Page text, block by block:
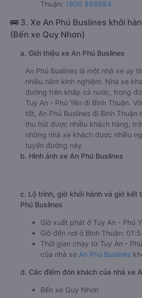
giường nằm đôi 590000đ/vé
limousine 590000đ/vé
g. Review, đánh giá chất lượng xe
Nhà xe Trọng Thủy Limousine được
đã trải nghiệm dịch vụ của nhà xe
h. Thông tin liên hệ, đặt mua vé xe
Yên đi Bình Thuận Trọng Thủy
Văn phòng xe Trọng Thủy
Xem địa chỉ văn phòng nhà
Limousine:https://
limousine
Số điện thoại đặt mua vé xe
(Bến xe Quy Nhơn)
a. Giới thiệu xe An Phú Buslines
An Phú Buslines là một nhà xe uy
nhiều năm kinh nghiệm. Nhà xe
đường trên khắp cả nước, trong
Tuy An - Phú Yên đi Bình Thuận.
thu hút được nhiều khách hàng,